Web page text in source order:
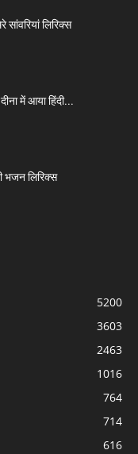
सांवरियां लिरिक्स
में आया हिंदी...
भजन लिरिक्स
5200
3603
2463
1016
764
714
616